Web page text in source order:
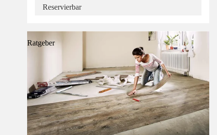
Reservierbar
Ratgeber